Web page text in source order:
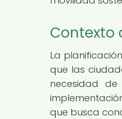
Contexto
La
que las
necesidad
que busca